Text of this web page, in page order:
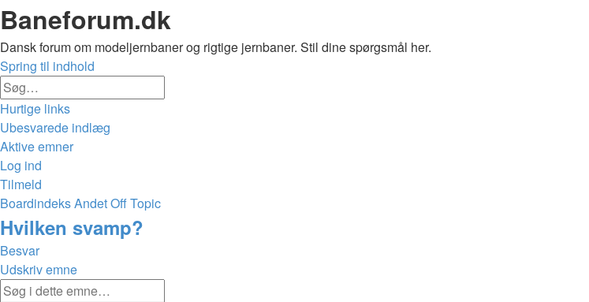
Baneforum.dk
Dansk forum om modeljernbaner og rigtige jernbaner. Stil dine spørgsmål her.
Spring til indhold
Hurtige links
Ubesvarede indlæg
Aktive emner
Log ind
Tilmeld
BoardindeksAndetOff Topic
Søg
Hvilken svamp?
Besvar
Udskriv emne